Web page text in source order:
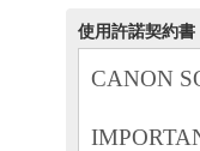
使用許諾契約書
CANON